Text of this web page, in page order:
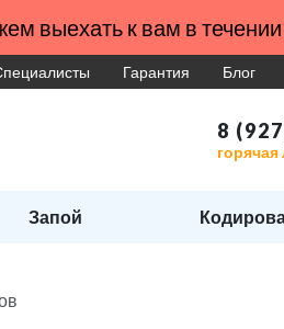
выехать к вам в
Гарантия Блог
8
Запой